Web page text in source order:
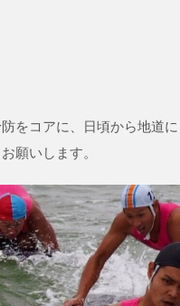
をコアに、日頃から地道
願いします。